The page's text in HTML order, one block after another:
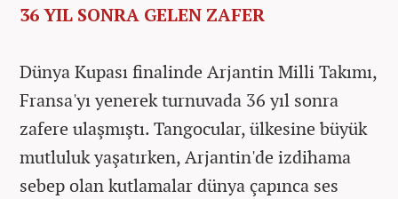
36 YIL SONRA GELEN ZAFER
Dünya Kupası finalinde Arjantin Milli Takımı,
Fransa'yı yenerek turnuvada 36 yıl sonra
zafere ulaşmıştı. Tangocular, ülkesine büyük
mutluluk yaşatırken, Arjantin'de izdihama
sebep olan kutlamalar dünya çapınca ses